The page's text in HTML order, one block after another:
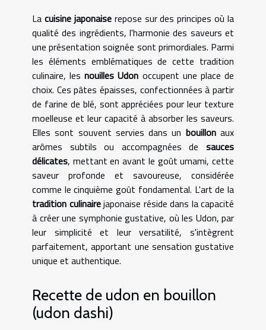
La cuisine japonaiserepose sur des principes où la
qualité des ingrédients, l'harmonie des saveurs et
une présentation soignée sont primordiales. Parmi
les éléments emblématiques de cette tradition
culinaire, lesnouilles Udon occupent une place de
choix. Ces pâtes épaisses, confectionnées à partir
de farine de blé, sont appréciées pour leur texture
moelleuse et leur capacité à absorber les saveurs.
Elles sont souvent servies dans un bouillonaux
arômes subtils ou accompagnées de sauces
délicates, mettant en avant le goût umami, cette
saveur profonde et savoureuse, considérée
comme le cinquième goût fondamental. L'art de la
tradition culinairejaponaise réside dans la capacité
à créer une symphonie gustative, où les Udon, par
leur simplicité et leur versatilité, s'intègrent
parfaitement, apportant une sensation gustative
unique et authentique.
Recette de udon en bouillon
(udon dashi)